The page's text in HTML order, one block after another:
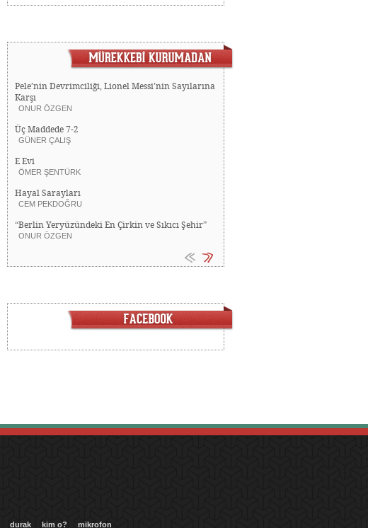
Pele’nin Devrimciliği, Lionel Messi’nin Sayılarına
Karşı
ONUR ÖZGEN
Üç Maddede 7-2
GÜNER ÇALIŞ
E Evi
ÖMER ŞENTÜRK
Hayal Sarayları
CEM PEKDOĞRU
“Berlin Yeryüzündeki En Çirkin ve Sıkıcı Şehir”
ONUR ÖZGEN
durak kim o? mikrofon